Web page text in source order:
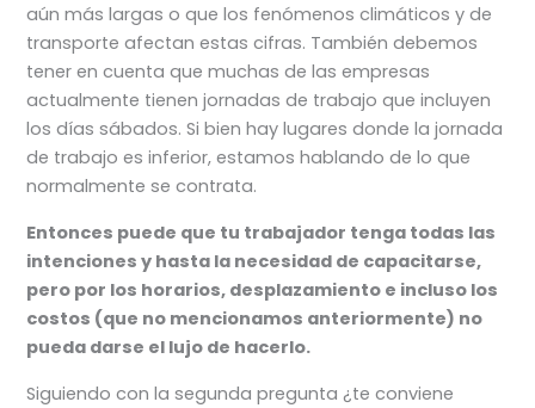
aún más largas o que los fenómenos climáticos y de
transporte afectan estas cifras. También debemos
tener en cuenta que muchas de las empresas
actualmente tienen jornadas de trabajo que incluyen
los días sábados. Si bien hay lugares donde la jornada
de trabajo es inferior, estamos hablando de lo que
normalmente se contrata.
Entonces puede que tu trabajador tenga todas las
intenciones y hasta la necesidad de capacitarse,
pero por los horarios, desplazamiento e incluso los
costos (que no mencionamos anteriormente) no
pueda darse el lujo de hacerlo.
Siguiendo con la segunda pregunta ¿te conviene